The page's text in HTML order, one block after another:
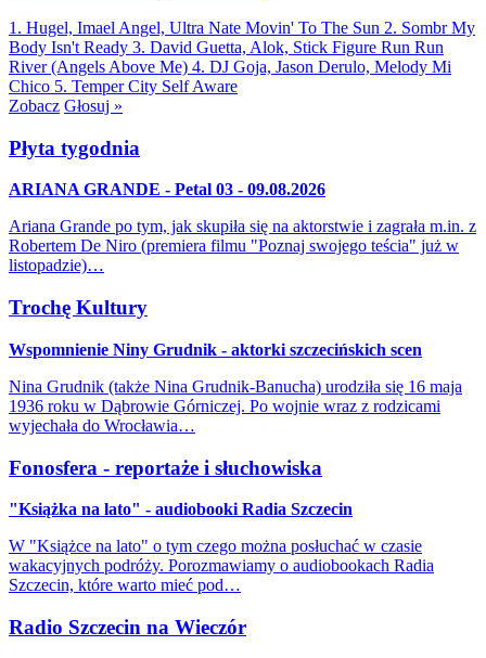
1. Hugel, Imael Angel, Ultra Nate Movin' To The Sun 2. Sombr My
Body Isn't Ready 3. David Guetta, Alok, Stick Figure Run Run
River (Angels Above Me) 4. DJ Goja, Jason Derulo, Melody Mi
Chico 5. Temper City Self Aware
Zobacz Głosuj »
Płyta tygodnia
ARIANA GRANDE - Petal 03 - 09.08.2026
Ariana Grande po tym, jak skupiła się na aktorstwie i zagrała m.in. z
Robertem De Niro (premiera filmu "Poznaj swojego teścia" już w
listopadzie)…
Trochę Kultury
Wspomnienie Niny Grudnik - aktorki szczecińskich scen
Nina Grudnik (także Nina Grudnik-Banucha) urodziła się 16 maja
1936 roku w Dąbrowie Górniczej. Po wojnie wraz z rodzicami
wyjechała do Wrocławia…
Fonosfera - reportaże i słuchowiska
"Książka na lato" - audiobooki Radia Szczecin
W "Książce na lato" o tym czego można posłuchać w czasie
wakacyjnych podróży. Porozmawiamy o audiobookach Radia
Szczecin, które warto mieć pod…
Radio Szczecin na Wieczór